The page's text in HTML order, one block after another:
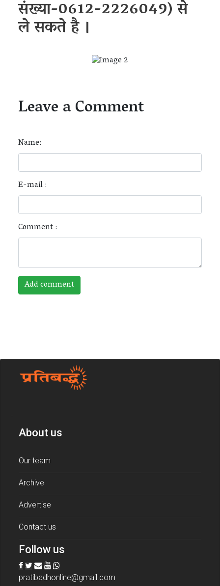
संख्या-0612-2226049) से
ले सकते है ।
Leave a Comment
Name:
E-mail :
Comment :
About us
Our team
Archive
Advertise
Contact us
Follow us
pratibadhonline@gmail.com